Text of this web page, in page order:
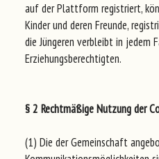
auf der Plattform registriert,
Kinder und deren Freunde,
die Jüngeren verbleibt in jedem
Erziehungsberechtigten.
§ 2 Rechtmäßige Nutzung der
(1) Die der Gemeinschaft